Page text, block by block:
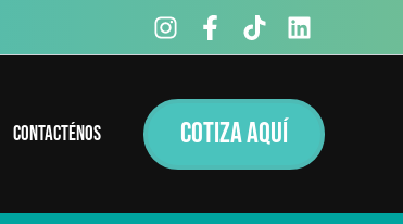
Contacténos COTIZA AQUÍ